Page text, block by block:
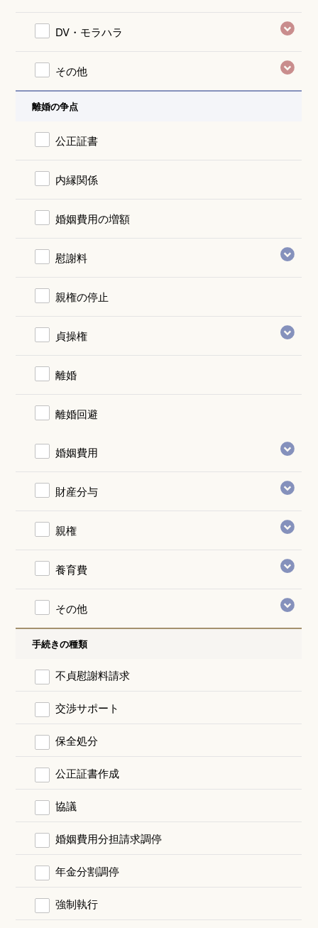
DV・モラハラ
その他
離婚の争点
公正証書
内縁関係
婚姻費用の増額
慰謝料
親権の停止
貞操権
離婚
離婚回避
婚姻費用
財産分与
親権
養育費
その他
手続きの種類
不貞慰謝料請求
交渉サポート
保全処分
公正証書作成
協議
婚姻費用分担請求調停
年金分割調停
強制執行